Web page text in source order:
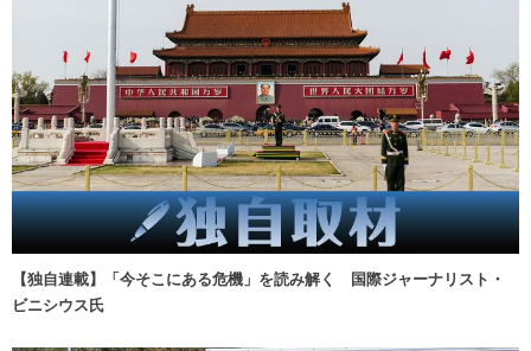
【独自連載】「今そこにある危機」を読み解く 国際ジャーナリスト・
ビニシウス氏